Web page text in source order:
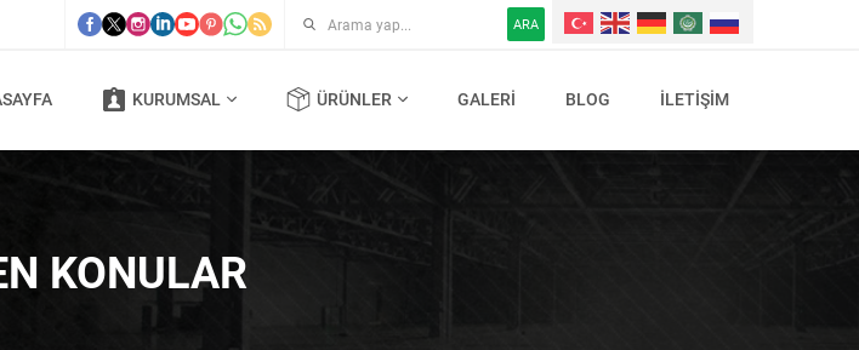
ARA
KURUMSAL ÜRÜNLER GALERI BLOG İLETIŞIM
KONULAR